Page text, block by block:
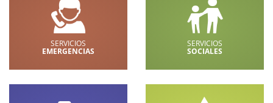
SERVICIOS
EMERGENCIAS
SERVICIOS
SOCIALES